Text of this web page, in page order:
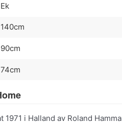
Ek
140cm
90cm
74cm
1971 i Halland av Roland